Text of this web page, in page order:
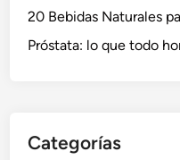
20 Bebidas Naturales
Próstata: lo que todo
Categorías